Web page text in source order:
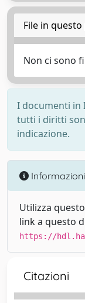
File in
Non ci sono
I documenti in
tutti i diritti
indicazione.
Informazioni
Utilizza
link a questo
https://
Citazioni